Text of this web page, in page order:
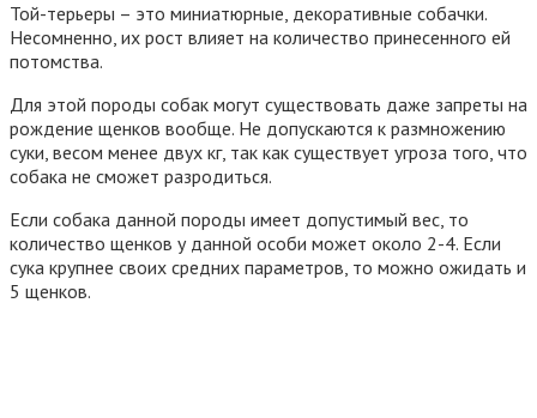
Той-терьеры – это миниатюрные, декоративные собачки.
Несомненно, их рост влияет на количество принесенного ей
потомства.
Для этой породы собак могут существовать даже запреты на
рождение щенков вообще. Не допускаются к размножению
суки, весом менее двух кг, так как существует угроза того, что
собака не сможет разродиться.
Если собака данной породы имеет допустимый вес, то
количество щенков у данной особи может около 2-4. Если
сука крупнее своих средних параметров, то можно ожидать и
5 щенков.